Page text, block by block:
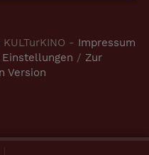
- Impressum
Einstellungen / Zur
Version